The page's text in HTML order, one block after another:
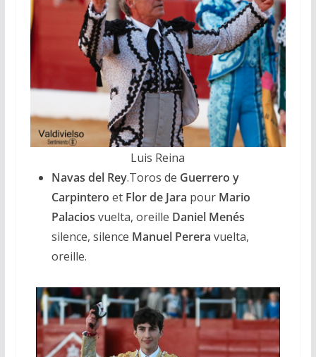
Luis Reina
Navas del Rey.Toros de Guerrero y
Carpintero et Flor de Jara pour Mario
Palacios vuelta, oreille Daniel Menés
silence, silence Manuel Perera vuelta,
oreille.